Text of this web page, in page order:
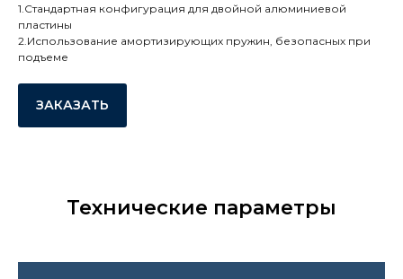
1.Cтандартная конфигурация для двойной алюминиевой
пластины
2.Использование амортизирующих пружин, безопасных при
подъеме
ЗАКАЗАТЬ
Технические параметры